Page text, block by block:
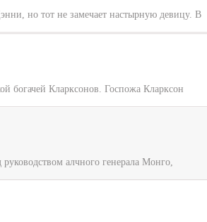
но тот не замечает настырную девицу. В
богачей Кларксонов. Госпожа Кларксон
алчного генерала Монго,